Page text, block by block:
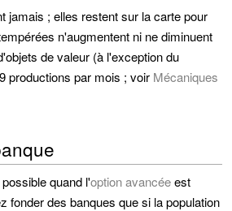
jamais ; elles restent sur la carte pour
n'augmentent ni ne diminuent
de valeur (à l'exception du
productions par mois ; voir Mécaniques
quand l'option avancéeest
fonder des banques que si la population